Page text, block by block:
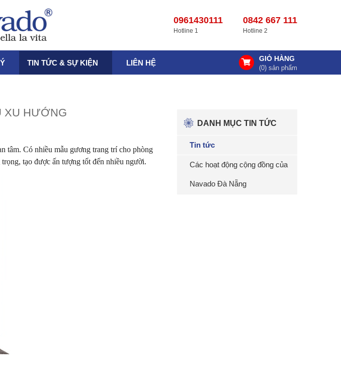
0961430111
Hotline 1
0842 667 111
Hotline 2
TIN TỨC & SỰ KIỆN LIÊN HỆ GIỎ HÀNG
(0) sản phẩm
XU HƯỚNG
tâm. Có nhiều mẫu gương trang trí cho phòng
tạo được ấn tượng tốt đến nhiều người.
DANH MỤC TIN TỨC
Tin tức
Các hoạt động cộng đồng của
Navado Đà Nẵng